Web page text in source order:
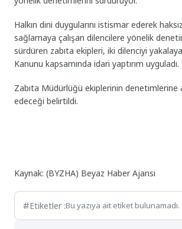
Halkın dini duygularını istismar ederek
sağlamaya çalışan dilencilere yönelik
sürdüren zabıta ekipleri, iki dilenciyi
Kanunu kapsamında idari yaptırım uyguladı.
Zabıta Müdürlüğü ekiplerinin denetimlerine
edeceği belirtildi.
Kaynak: (BYZHA) Beyaz Haber Ajansı
Etiketler :Bu yazıya ait etiket bulunamadı.